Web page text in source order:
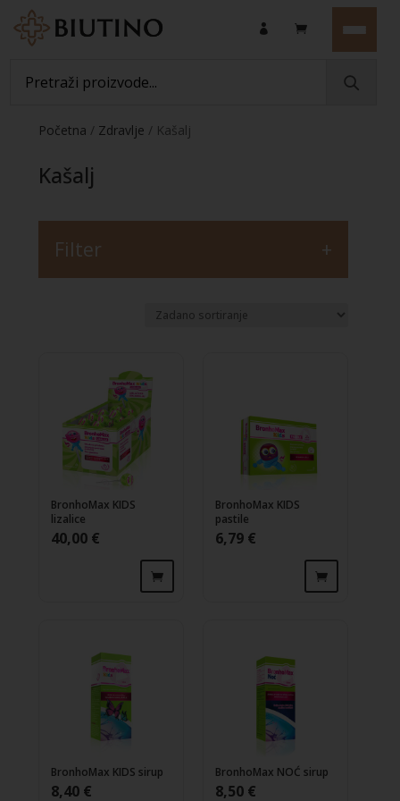
Početna / Zdravlje / Kašalj
Kašalj
BronhoMax KIDS
lizalice
40,00 €
BronhoMax KIDS
pastile
6,79 €
BronhoMax KIDS sirup
8,40 €
BronhoMax NOĆ sirup
8,50 €
Filter